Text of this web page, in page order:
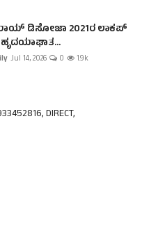
ಡಿಸೋಜಾ 2021ರ ಲಾಕಪ್
Jul 14, 2026 0 1.9k
DIRECT,